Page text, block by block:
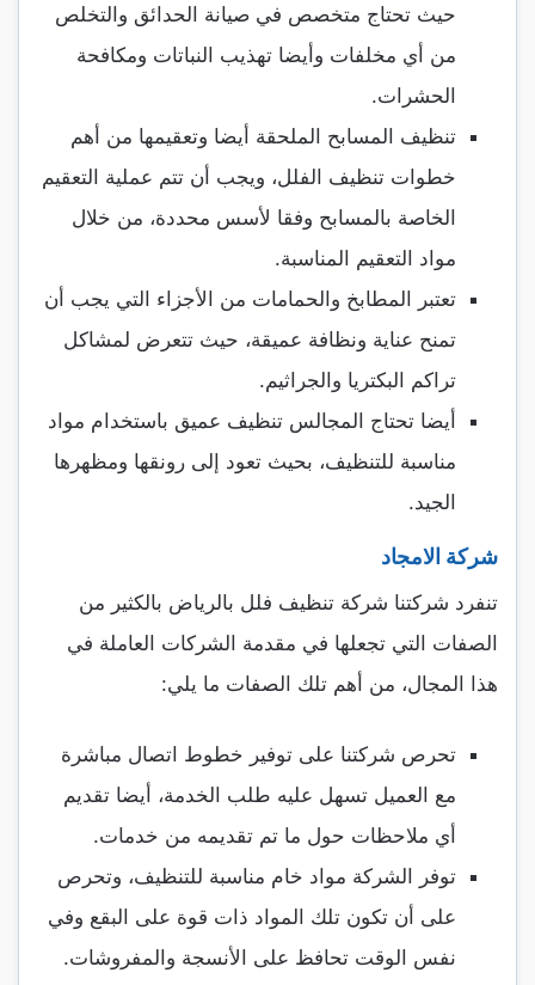
حيث تحتاج متخصص في صيانة الحدائق والتخلص
من أي مخلفات وأيضا تهذيب النباتات ومكافحة
الحشرات.
تنظيف المسابح الملحقة أيضا وتعقيمها من أهم
خطوات تنظيف الفلل، ويجب أن تتم عملية التعقيم
الخاصة بالمسابح وفقا لأسس محددة، من خلال
مواد التعقيم المناسبة.
تعتبر المطابخ والحمامات من الأجزاء التي يجب أن
تمنح عناية ونظافة عميقة، حيث تتعرض لمشاكل
تراكم البكتريا والجراثيم.
أيضا تحتاج المجالس تنظيف عميق باستخدام مواد
مناسبة للتنظيف، بحيث تعود إلى رونقها ومظهرها
الجيد.
شركة الامجاد
تنفرد شركتنا شركة تنظيف فلل بالرياض بالكثير من
الصفات التي تجعلها في مقدمة الشركات العاملة في
هذا المجال، من أهم تلك الصفات ما يلي:
تحرص شركتنا على توفير خطوط اتصال مباشرة
مع العميل تسهل عليه طلب الخدمة، أيضا تقديم
أي ملاحظات حول ما تم تقديمه من خدمات.
توفر الشركة مواد خام مناسبة للتنظيف، وتحرص
على أن تكون تلك المواد ذات قوة على البقع وفي
نفس الوقت تحافظ على الأنسجة والمفروشات.